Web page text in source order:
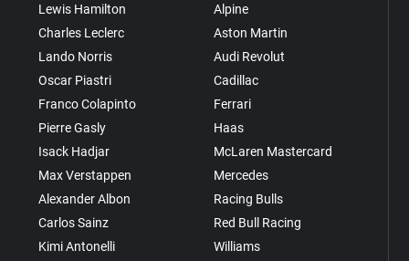
Lewis Hamilton
Charles Leclerc
Lando Norris
Oscar Piastri
Franco Colapinto
Pierre Gasly
Isack Hadjar
Max Verstappen
Alexander Albon
Carlos Sainz
Kimi Antonelli
Alpine
Aston Martin
Audi Revolut
Cadillac
Ferrari
Haas
McLaren Mastercard
Mercedes
Racing Bulls
Red Bull Racing
Williams